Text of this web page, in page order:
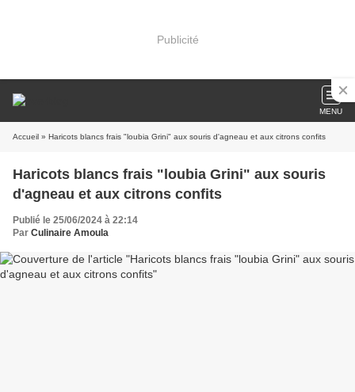
Publicité
MENU
Accueil » Haricots blancs frais "loubia Grini" aux souris d'agneau et aux citrons confits
Haricots blancs frais "loubia Grini" aux souris
d'agneau et aux citrons confits
Publié le 25/06/2024 à 22:14
Par Culinaire Amoula